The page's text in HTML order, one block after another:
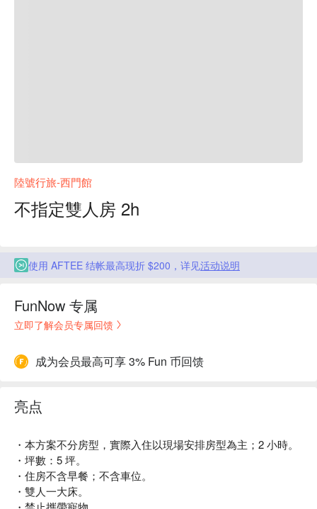
陸號行旅-西門館
不指定雙人房 2h
使用 AFTEE 结帐最高现折 $200，详见活动说明
FunNow 专属
立即了解会员专属回馈
成为会员最高可享 3% Fun 币回馈
亮点
・本方案不分房型，實際入住以現場安排房型為主；2 小時。
・坪數：5 坪。
・住房不含早餐；不含車位。
・雙人一大床。